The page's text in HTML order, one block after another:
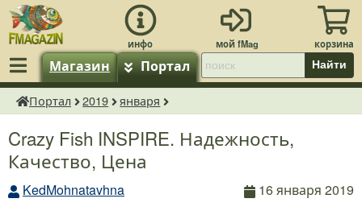
Магазин Портал Найти
fMagazin.ru
Портал 2019 января
Crazy Fish INSPIRE. Надежность,
Качество, Цена
KedMohnatavhna
16 января 2019